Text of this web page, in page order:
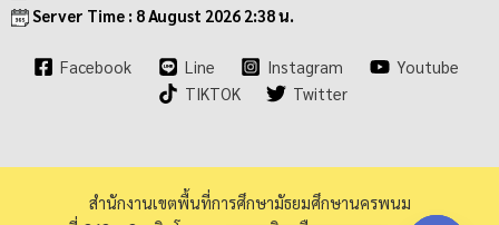
Server Time : 8 August 2026 2:38 น.
Facebook Line Instagram
Youtube
TIKTOK
Twitter
สำนักงานเขตพื้นที่การศึกษามัธยมศึกษานครพนม